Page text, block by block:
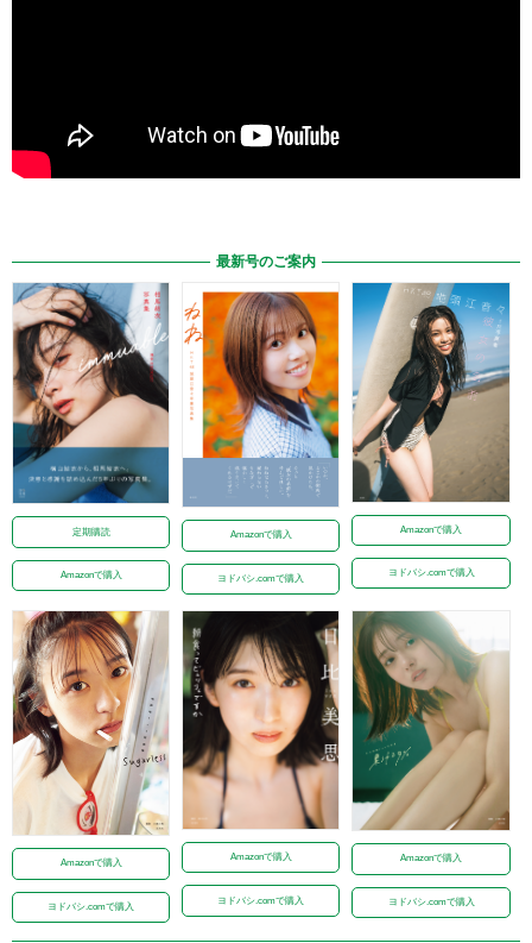
最新号のご案内
定期購読
Amazonで購入
Amazonで購入
ヨドバシ.comで購入
Amazonで購入
ヨドバシ.comで購入
Amazonで購入
ヨドバシ.comで購入
Amazonで購入
ヨドバシ.comで購入
Amazonで購入
ヨドバシ.comで購入